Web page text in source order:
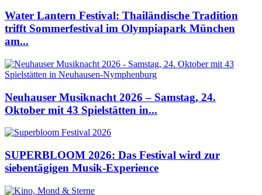
Water Lantern Festival: Thailändische Tradition
trifft Sommerfestival im Olympiapark München
am...
Neuhauser Musiknacht 2026 – Samstag, 24.
Oktober mit 43 Spielstätten in...
SUPERBLOOM 2026: Das Festival wird zur
siebentägigen Musik-Experience